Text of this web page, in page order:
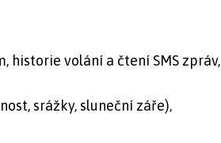
historie volání a čtení SMS zpráv,
srážky, sluneční záře),